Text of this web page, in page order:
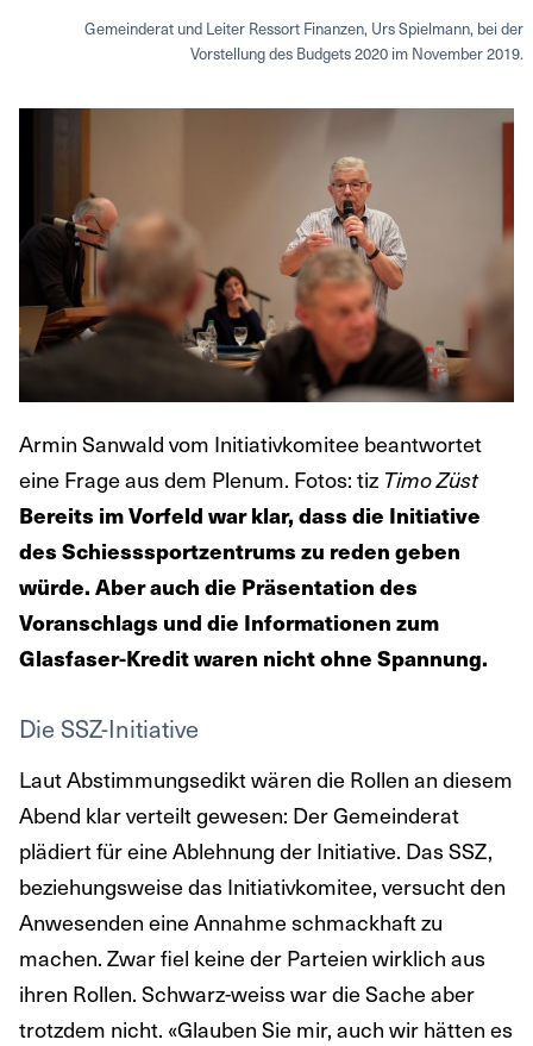
Gemeinderat und Leiter Ressort Finanzen, Urs Spielmann, bei der
Vorstellung des Budgets 2020 im November 2019.
Armin Sanwald vom Initiativkomitee beantwortet
eine Frage aus dem Plenum. Fotos: tiz Timo Züst
Bereits im Vorfeld war klar, dass die Initiative
des Schiesssportzentrums zu reden geben
würde. Aber auch die Präsentation des
Voranschlags und die Informationen zum
Glasfaser-Kredit waren nicht ohne Spannung.
Die SSZ-Initiative
Laut Abstimmungsedikt wären die Rollen an diesem
Abend klar verteilt gewesen: Der Gemeinderat
plädiert für eine Ablehnung der Initiative. Das SSZ,
beziehungsweise das Initiativkomitee, versucht den
Anwesenden eine Annahme schmackhaft zu
machen. Zwar fiel keine der Parteien wirklich aus
ihren Rollen. Schwarz-weiss war die Sache aber
trotzdem nicht. «Glauben Sie mir, auch wir hätten es